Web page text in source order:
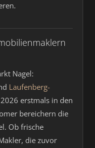
Nagel:
Laufenberg-
erstmals in den
bereichern die
Ob frische
die zuvor